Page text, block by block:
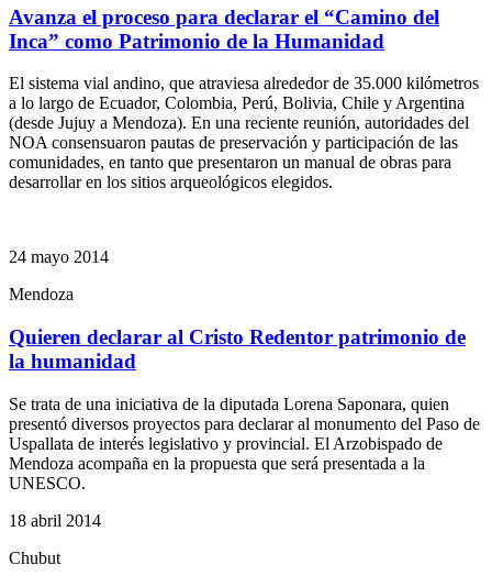
Avanza el proceso para declarar el “Camino del
Inca” como Patrimonio de la Humanidad
El sistema vial andino, que atraviesa alrededor de 35.000 kilómetros
a lo largo de Ecuador, Colombia, Perú, Bolivia, Chile y Argentina
(desde Jujuy a Mendoza). En una reciente reunión, autoridades del
NOA consensuaron pautas de preservación y participación de las
comunidades, en tanto que presentaron un manual de obras para
desarrollar en los sitios arqueológicos elegidos.
24 mayo 2014
Mendoza
Quieren declarar al Cristo Redentor patrimonio de
la humanidad
Se trata de una iniciativa de la diputada Lorena Saponara, quien
presentó diversos proyectos para declarar al monumento del Paso de
Uspallata de interés legislativo y provincial. El Arzobispado de
Mendoza acompaña en la propuesta que será presentada a la
UNESCO.
18 abril 2014
Chubut